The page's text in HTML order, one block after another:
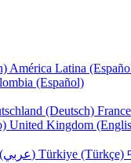
América Latina
(Español)
(Deutsch)
United Kingdom
UAE (عربي) Türkiye (Türkçe)